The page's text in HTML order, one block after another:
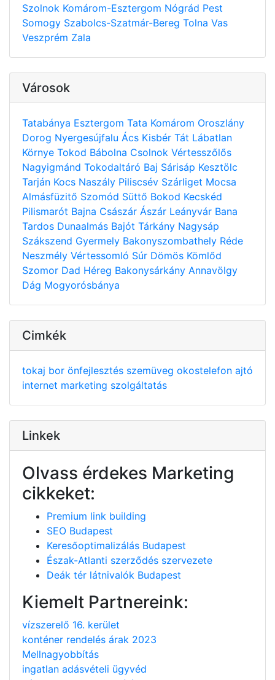
Szolnok Komárom-Esztergom Nógrád Pest
Somogy Szabolcs-Szatmár-Bereg Tolna Vas
Veszprém Zala
Városok
Tatabánya Esztergom Tata Komárom Oroszlány
Dorog Nyergesújfalu Ács Kisbér Tát Lábatlan
Környe Tokod Bábolna Csolnok Vértesszőlős
Nagyigmánd Tokodaltáró Baj Sárisáp Kesztölc
Tarján Kocs Naszály Piliscsév Szárliget Mocsa
Almásfüzitő Szomód Süttő Bokod Kecskéd
Pilismarót Bajna Császár Ászár Leányvár Bana
Tardos Dunaalmás Bajót Tárkány Nagysáp
Szákszend Gyermely Bakonyszombathely Réde
Neszmély Vértessomló Súr Dömös Kömlőd
Szomor Dad Héreg Bakonysárkány Annavölgy
Dág Mogyorósbánya
Cimkék
tokaj bor önfejlesztés szemüveg okostelefon ajtó
internet marketing szolgáltatás
Linkek
Olvass érdekes Marketing
cikkeket:
Premium link building
SEO Budapest
Keresőoptimalizálás Budapest
Észak-Atlanti szerződés szervezete
Deák tér látnivalók Budapest
Kiemelt Partnereink:
vízszerelő 16. kerület
konténer rendelés árak 2023
Mellnagyobbítás
ingatlan adásvételi ügyvéd